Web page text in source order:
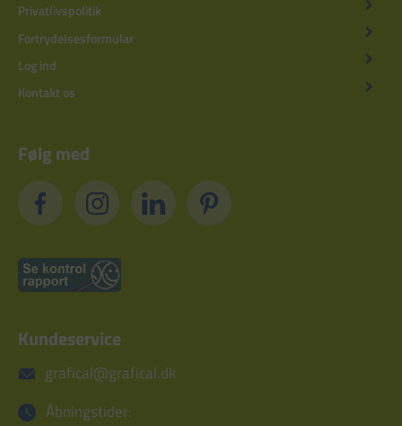
Privatlivspolitik
Fortrydelsesformular
Log ind
Kontakt os
Følg med
Kundeservice
grafical@grafical.dk
Åbningstider: